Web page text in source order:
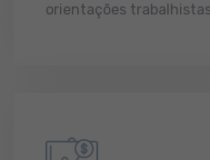
orientações